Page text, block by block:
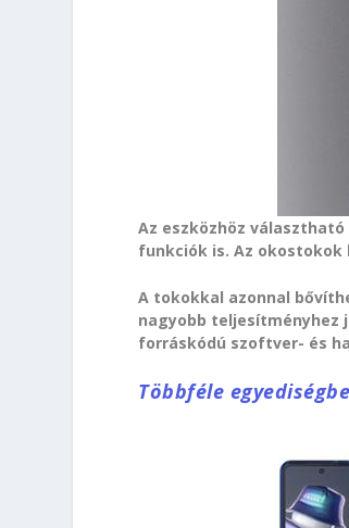
Az eszközhöz
funkciók is. Az
A tokokkal azonnal
nagyobb teljesítményhez
forráskódú szoftver- és
Többféle